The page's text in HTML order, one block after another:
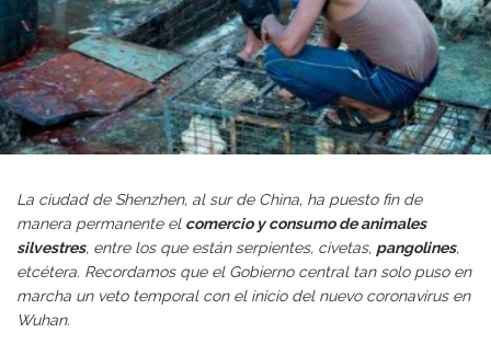
La ciudad de Shenzhen, al sur de China, ha puesto fin de
manera permanente el comercio y consumo deanimales
silvestres, entre los que están serpientes, civetas, pangolines,
etcétera. Recordamos que el Gobierno central tan solo puso en
marcha un veto temporal con el inicio del nuevo coronavirus en
Wuhan.